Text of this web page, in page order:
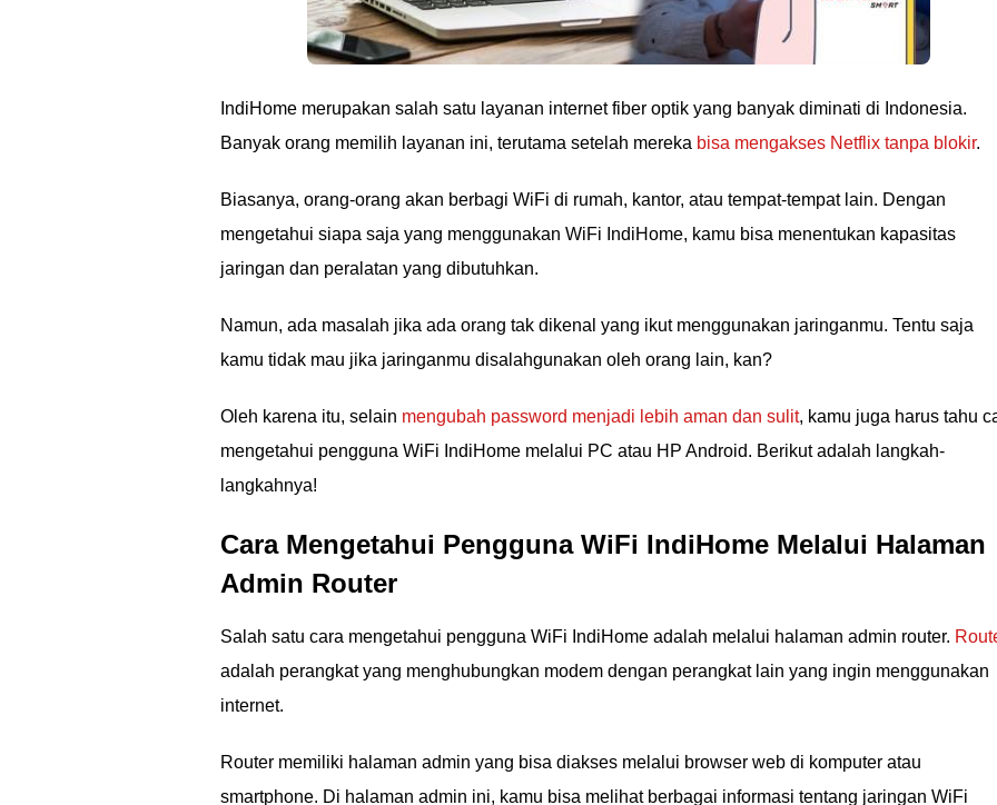
IndiHome merupakan salah satu layanan internet fiber optik yang banyak diminati di Indonesia.
Banyak orang memilih layanan ini, terutama setelah mereka bisa mengakses Netflix tanpa blokir.
Biasanya, orang-orang akan berbagi WiFi di rumah, kantor, atau tempat-tempat lain. Dengan
mengetahui siapa saja yang menggunakan WiFi IndiHome, kamu bisa menentukan kapasitas
jaringan dan peralatan yang dibutuhkan.
Namun, ada masalah jika ada orang tak dikenal yang ikut menggunakan jaringanmu. Tentu saja
kamu tidak mau jika jaringanmu disalahgunakan oleh orang lain, kan?
Oleh karena itu, selain mengubah password menjadi lebih aman dan sulit, kamu juga harus tahu
mengetahui pengguna WiFi IndiHome melalui PC atau HP Android. Berikut adalah langkah-
langkahnya!
Cara Mengetahui Pengguna WiFi IndiHome Melalui Halaman
Admin Router
Salah satu cara mengetahui pengguna WiFi IndiHome adalah melalui halaman admin router.
adalah perangkat yang menghubungkan modem dengan perangkat lain yang ingin menggunakan
internet.
Router memiliki halaman admin yang bisa diakses melalui browser web di komputer atau
smartphone. Di halaman admin ini, kamu bisa melihat berbagai informasi tentang jaringan WiFi